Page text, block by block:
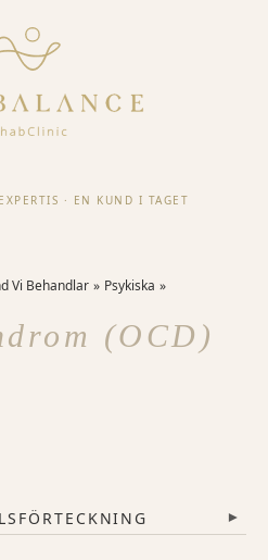
· EN KUND I TAGET
Vi Behandlar Psykiska
(OCD)
▾